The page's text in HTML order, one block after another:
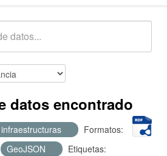
datos encontrado
Formatos:
GeoJSON
Etiquetas: